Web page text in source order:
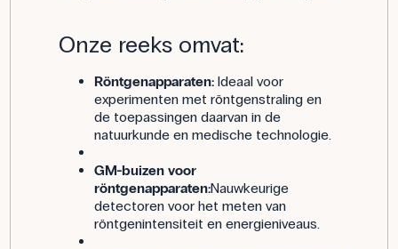
Onze reeks omvat:
Röntgenapparaten:Ideaal voor
experimenten met röntgenstraling en
de toepassingen daarvan in de
natuurkunde en medische technologie.
GM-buizen voor
röntgenapparaten:Nauwkeurige
detectoren voor het meten van
röntgenintensiteit en energieniveaus.